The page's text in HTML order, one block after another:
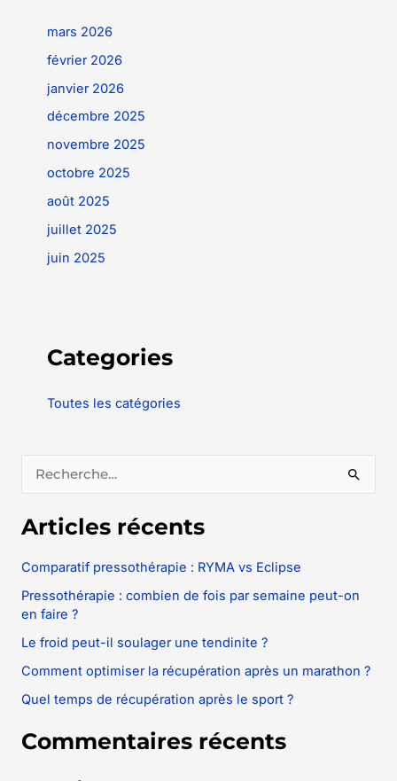
mars 2026
février 2026
janvier 2026
décembre 2025
novembre 2025
octobre 2025
août 2025
juillet 2025
juin 2025
Categories
Toutes les catégories
c
Articles récents
Comparatif pressothérapie : RYMA vs Eclipse
Pressothérapie : combien de fois par semaine peut-on
en faire ?
Le froid peut-il soulager une tendinite ?
Comment optimiser la récupération après un marathon ?
Quel temps de récupération après le sport ?
Commentaires récents